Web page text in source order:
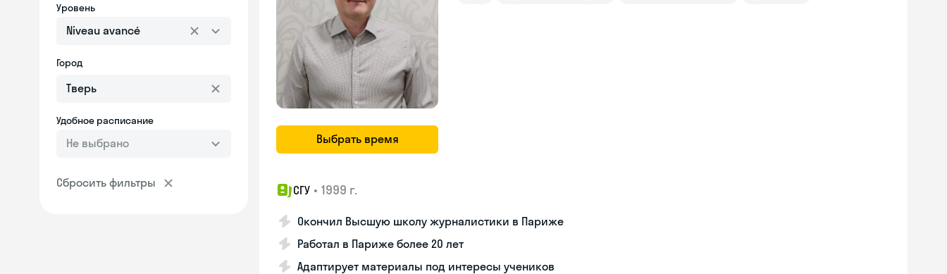
Уровень
Niveau avancé
Город
Удобное расписание
Не выбрано
Сбросить фильтры
Выбрать время
СГУ • 1999 г.
Окончил Высшую школу журналистики в Париже
Работал в Париже более 20 лет
Адаптирует материалы под интересы учеников